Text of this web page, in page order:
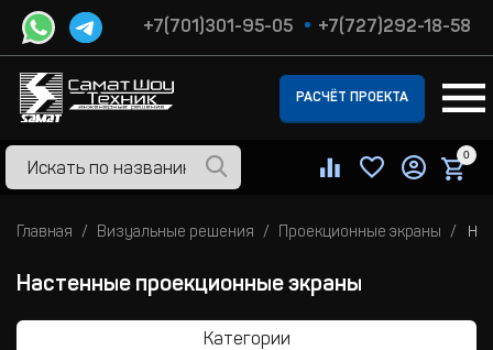
+7(701)301-95-05 +7(727)292-18-58
РАСЧЁТ ПРОЕКТА
0
Главная Визуальные решения Проекционные экраны
Настенные проекционные экраны
Категории